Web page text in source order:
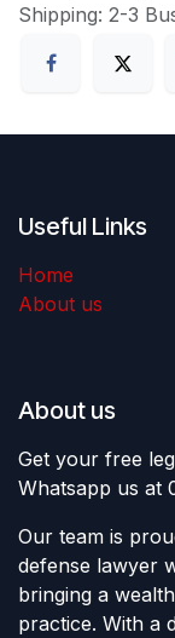
Shipping: 2-3
Useful Links
Home
About us
About us
Get your free
Whatsapp us at
Our team is
defense lawyer
bringing a
practice. With a